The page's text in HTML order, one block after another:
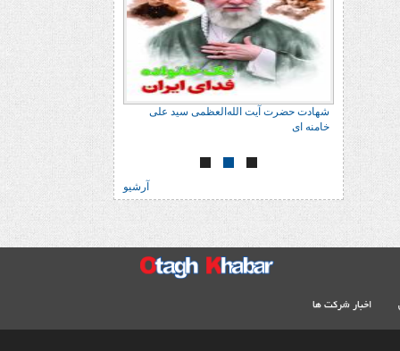
شهادت حضرت آیت
خامنه ای
شهادت حضرت آیت الله‌العظمی سید علی
خامنه ای
آرشیو
اخبار شرکت ها